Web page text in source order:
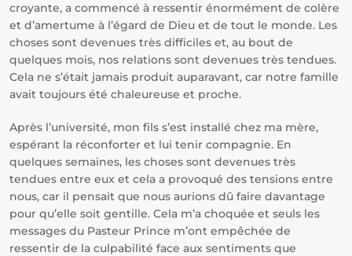
croyante, a commencé à ressentir énormément de colère
et d’amertume à l’égard de Dieu et de tout le monde. Les
choses sont devenues très difficiles et, au bout de
quelques mois, nos relations sont devenues très tendues.
Cela ne s’était jamais produit auparavant, car notre famille
avait toujours été chaleureuse et proche.
Après l’université, mon fils s’est installé chez ma mère,
espérant la réconforter et lui tenir compagnie. En
quelques semaines, les choses sont devenues très
tendues entre eux et cela a provoqué des tensions entre
nous, car il pensait que nous aurions dû faire davantage
pour qu’elle soit gentille. Cela m’a choquée et seuls les
messages du Pasteur Prince m’ont empêchée de
ressentir de la culpabilité face aux sentiments que